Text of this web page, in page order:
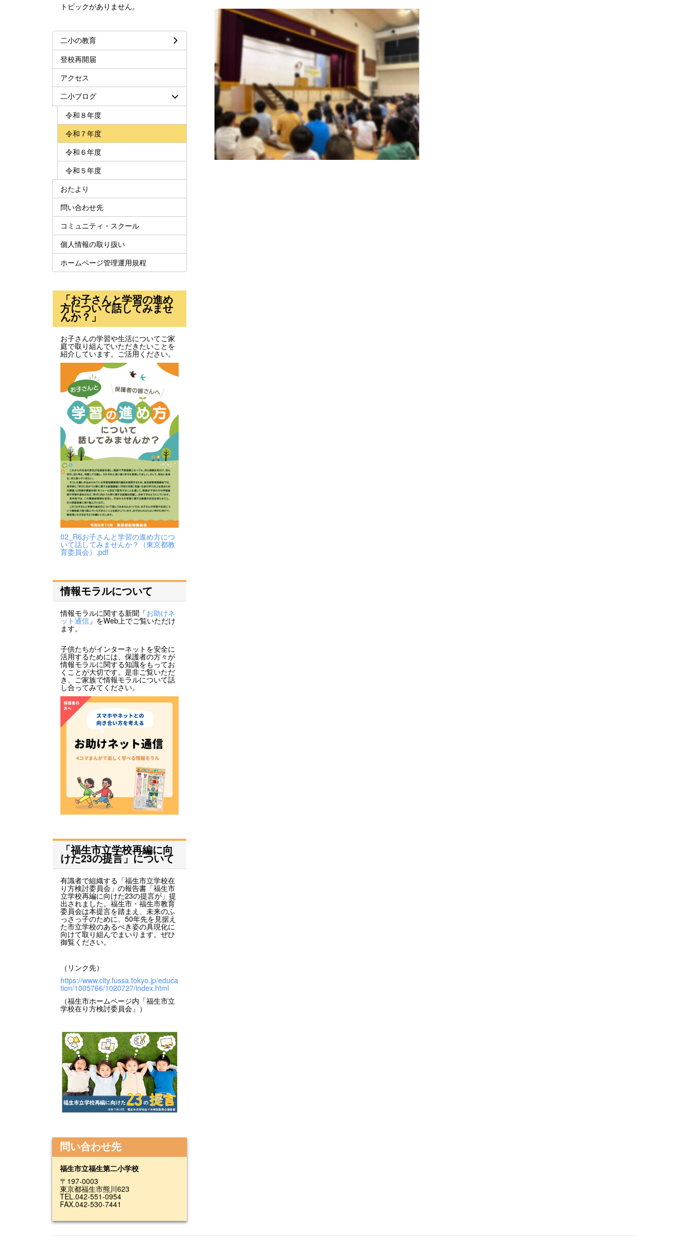
トピックがありません。
二小の教育
登校再開届
アクセス
二小ブログ
令和８年度
令和７年度
令和６年度
令和５年度
おたより
問い合わせ先
コミュニティ・スクール
個人情報の取り扱い
ホームページ管理運用規程
「お子さんと学習の進め
方について話してみませ
んか？」
お子さんの学習や生活についてご家
庭で取り組んでいただきたいことを
紹介しています。ご活用ください。
02_R6お子さんと学習の進め方につ
いて話してみませんか？（東京都教
育委員会）.pdf
情報モラルについて
情報モラルに関する新聞「お助けネ
ット通信 」をWeb上でご覧いただけ
ます。
子供たちがインターネットを安全に
活用するためには、保護者の方々が
情報モラルに関する知識をもってお
くことが大切です。是非ご覧いただ
き、ご家族で情報モラルについて話
し合ってみてください。
「福生市立学校再編に向
けた23の提言」について
有識者で組織する「福生市立学校在
り方検討委員会」の報告書「福生市
立学校再編に向けた23の提言が」提
出されました。福生市・福生市教育
委員会は本提言を踏まえ、未来のふ
っさっ子のために、50年先を見据え
た市立学校のあるべき姿の具現化に
向けて取り組んでまいります。ぜひ
御覧ください。
（リンク先）
https://www.city.fussa.tokyo.jp/educa
tion/1005766/1020727/index.html
（福生市ホームページ内「福生市立
学校在り方検討委員会」）
問い合わせ先
福生市立福生第二小学校
〒197-0003
東京都福生市熊川623
TEL.042-551-0954
FAX.042-530-7441